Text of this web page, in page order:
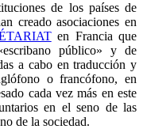
de los países de
creado asociaciones en
en Francia que
público» y de
a cabo en traducción y
o francófono, en
cada vez más en este
en el seno de las
de la sociedad.